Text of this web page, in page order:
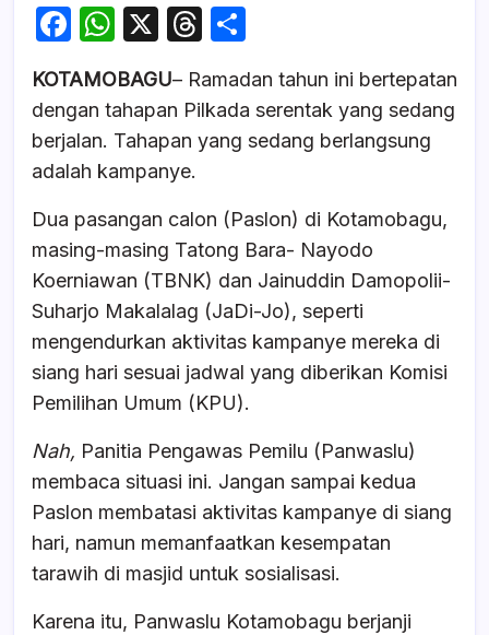
F
c
e
b
o
k
W
at
s
A
p
X
T
e
a
d
ar
e
KOTAMOBAGU– Ramadan tahun ini bertepatan
dengan tahapan Pilkada serentak yang sedang
berjalan. Tahapan yang sedang berlangsung
adalah kampanye.
Dua pasangan calon (Paslon) di Kotamobagu,
masing-masing Tatong Bara- Nayodo
Koerniawan (TBNK) dan Jainuddin Damopolii-
Suharjo Makalalag (JaDi-Jo), seperti
mengendurkan aktivitas kampanye mereka di
siang hari sesuai jadwal yang diberikan Komisi
Pemilihan Umum (KPU).
Nah, Panitia Pengawas Pemilu (Panwaslu)
membaca situasi ini. Jangan sampai kedua
Paslon membatasi aktivitas kampanye di siang
hari, namun memanfaatkan kesempatan
tarawih di masjid untuk sosialisasi.
Karena itu, Panwaslu Kotamobagu berjanji